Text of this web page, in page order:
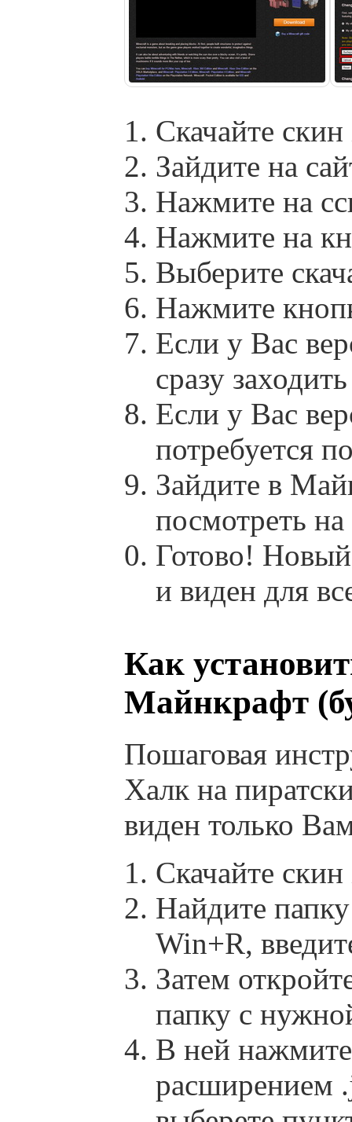
Скачайте
Зайдите на
Нажмите на
Нажмите на
Выберите
Нажмите
Если у Вас
сразу
Если у Вас
потребуется
Зайдите в
посмотреть
Готово!
и виден для
Как
Майнкрафт
Пошаговая
Халк на
виден только
Скачайте
Найдите
Win+R,
Затем
папку с
В ней
расширением